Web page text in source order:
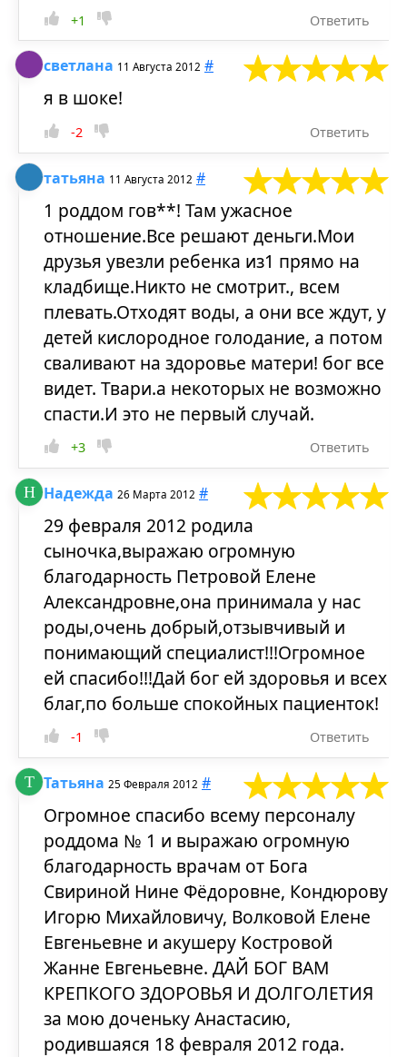
+1 Ответить
светлана 11 Августа 2012 #
я в шоке!
-2 Ответить
татьяна 11 Августа 2012 #
1 роддом гов**! Там ужасное
отношение.Все решают деньги.Мои
друзья увезли ребенка из1 прямо на
кладбище.Никто не смотрит., всем
плевать.Отходят воды, а они все ждут, у
детей кислородное голодание, а потом
сваливают на здоровье матери! бог все
видет. Твари.а некоторых не возможно
спасти.И это не первый случай.
+3 Ответить
Надежда 26 Марта 2012 #
29 февраля 2012 родила
сыночка,выражаю огромную
благодарность Петровой Елене
Александровне,она принимала у нас
роды,очень добрый,отзывчивый и
понимающий специалист!!!Огромное
ей спасибо!!!Дай бог ей здоровья и всех
благ,по больше спокойных пациенток!
-1 Ответить
Татьяна 25 Февраля 2012 #
Огромное спасибо всему персоналу
роддома № 1 и выражаю огромную
благодарность врачам от Бога
Свириной Нине Фёдоровне, Кондюрову
Игорю Михайловичу, Волковой Елене
Евгеньевне и акушеру Костровой
Жанне Евгеньевне. ДАЙ БОГ ВАМ
КРЕПКОГО ЗДОРОВЬЯ И ДОЛГОЛЕТИЯ
за мою доченьку Анастасию,
родившаяся 18 февраля 2012 года.